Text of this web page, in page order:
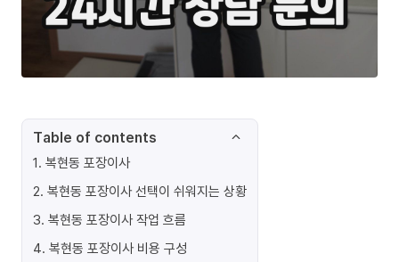
Table of contents
1. 복현동 포장이사
2. 복현동 포장이사 선택이 쉬워지는 상황
3. 복현동 포장이사 작업 흐름
4. 복현동 포장이사 비용 구성